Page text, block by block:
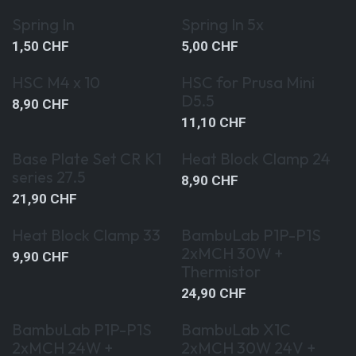
Spring In
1,50 CHF
Spring In 5x
5,00 CHF
HSC M4 x 10
8,90 CHF
HSC for Prusa Mini
11,10 CHF
Base Plate Set CR K1
series 27.5
21,90 CHF
Heat Block Clamp 24
8,90 CHF
Heat Block Clamp 33
9,90 CHF
BambuLab P1P-P1S
2xMCH 30W +
Thermistor
24,90 CHF
BambuLab P1P-P1S
2xMCH 24W +
BambuLab X1C
2xMCH 30W 24V +